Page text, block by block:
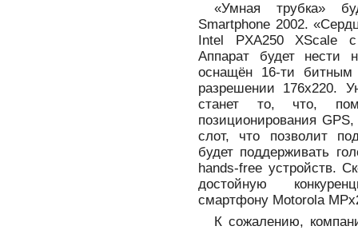
«Умная трубка»
Smartphone 2002.
Intel PXA250 XScale
Аппарат будет
оснащён 16-ти
разрешении 176x220.
станет то, что,
позиционирования
слот, что позволит
будет поддерживать
hands-free устройств.
достойную
смартфону Motorola
К сожалению,